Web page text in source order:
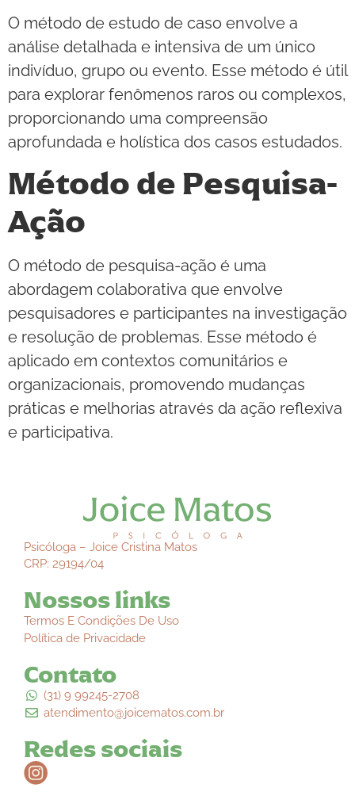
O método de estudo de caso envolve a
análise detalhada e intensiva de um único
indivíduo, grupo ou evento. Esse método é útil
para explorar fenômenos raros ou complexos,
proporcionando uma compreensão
aprofundada e holística dos casos estudados.
Método de Pesquisa-
Ação
O método de pesquisa-ação é uma
abordagem colaborativa que envolve
pesquisadores e participantes na investigação
e resolução de problemas. Esse método é
aplicado em contextos comunitários e
organizacionais, promovendo mudanças
práticas e melhorias através da ação reflexiva
e participativa.
Psicóloga – Joice Cristina Matos
CRP: 29194/04
Nossos links
Termos E Condições De Uso
Política de Privacidade
Contato
(31) 9 99245-2708
atendimento@joicematos.com.br
Redes sociais